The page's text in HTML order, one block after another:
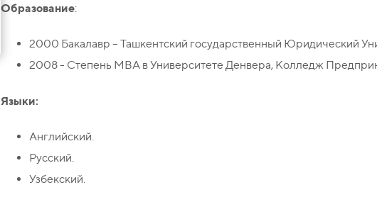
Образование:
2000 Бакалавр – Ташкентский государственный Юридический
2008 - Степень MBA в Университете Денвера, Колледж
Языки:
Английский.
Русский.
Узбекский.